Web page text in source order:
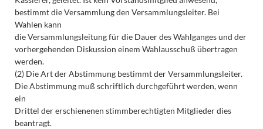
bestimmt die Versammlung den Versammlungsleiter. Bei
Wahlen kann
die Versammlungsleitung für die Dauer des Wahlganges und der
vorhergehenden Diskussion einem Wahlausschuß übertragen
werden.
(2) Die Art der Abstimmung bestimmt der Versammlungsleiter.
Die Abstimmung muß schriftlich durchgeführt werden, wenn
ein
Drittel der erschienenen stimmberechtigten Mitglieder dies
beantragt.